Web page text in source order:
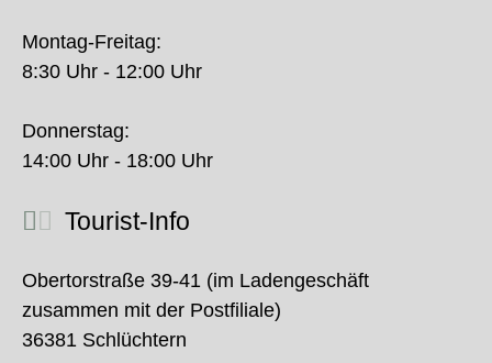
Montag-Freitag:
8:30 Uhr - 12:00 Uhr
Donnerstag:
14:00 Uhr - 18:00 Uhr
Tourist-Info
Obertorstraße 39-41 (im Ladengeschäft
zusammen mit der Postfiliale)
36381 Schlüchtern